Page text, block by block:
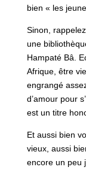
bien « les
Sinon,
une
Hampaté Bâ.
Afrique, être
engrangé
d’amour pour
est un titre
Et aussi bien
vieux, aussi
encore un peu